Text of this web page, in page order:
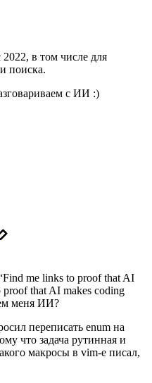
в том числе для
поиска.
с ИИ :)
me links to proof that AI
that AI makes coding
меня ИИ?
переписать enum на
что задача рутинная и
макросы в vim-е писал,